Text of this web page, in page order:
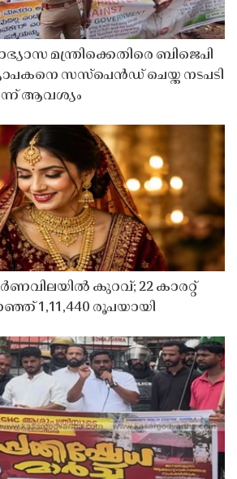
മന്ത്രിക്കെതിരെ ബിജെപി
സസ്‌പെൻഡ് ചെയ്ത നടപടി
ആവശ്യം
കുറവ്; 22 കാരറ്റ്
1,11,440 രൂപയായി